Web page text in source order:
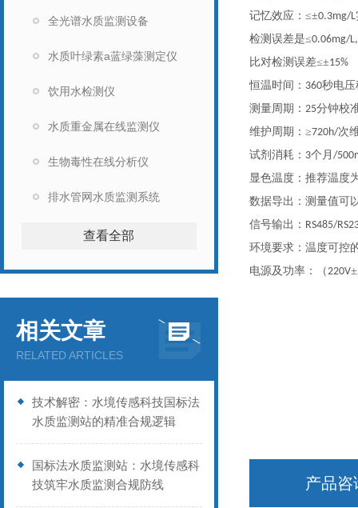
全光谱水质监测设备
水质叶绿素a蓝绿藻测定仪
饮用水检测仪
水质重金属在线监测仪
生物毒性在线分析仪
排水管网水质监测系统
查看全部
相关文章
RELATED ARTICLES
技术解密：水境传感科技国标法
水质监测站的精准合规逻辑
国标法水质监测站：水境传感科
技筑牢水质监测合规防线
记忆效应： ≤±0.3mg/L
检测误差是≤0.06mg/L,
比对检测误差≤±15%
恒温时间： 360秒电
测量周期： 25分钟校
维护周期： ≥720h/次
试剂消耗： 3个月 /
显色温度：推荐温度
数据导出：测量值可
信号输出： RS485/
环境要求：温度可控
电源及功率：（220V±
产品咨